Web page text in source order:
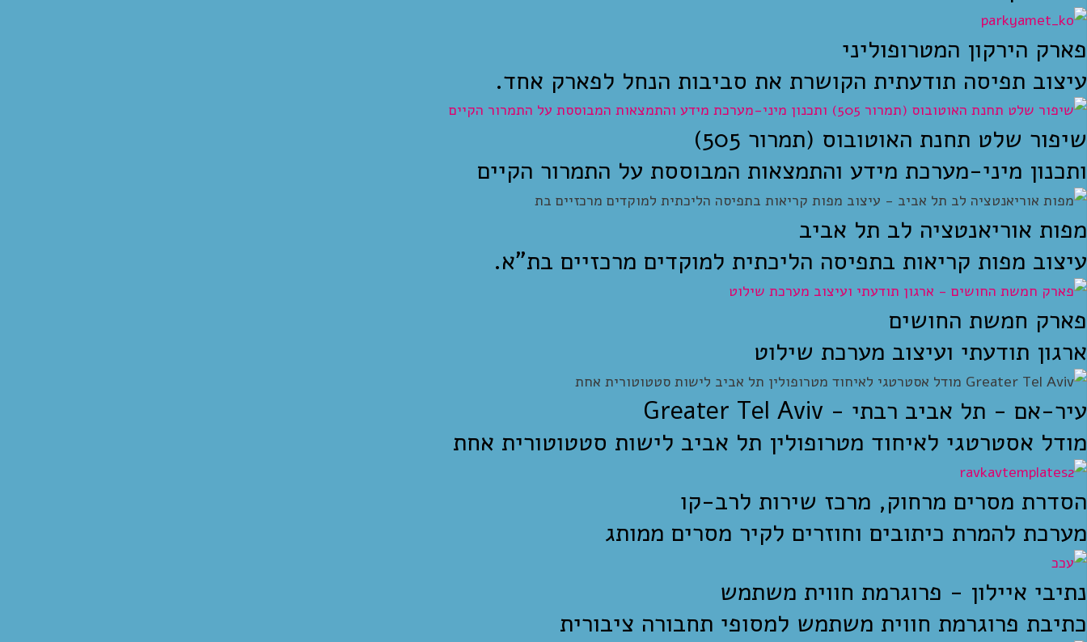
פארק הירקון המטרופוליני
עיצוב תפיסה תודעתית הקושרת את סביבות הנחל לפארק אחד.
שיפור שלט תחנת האוטובוס (תמרור 505)
ותכנון מיני-מערכת מידע והתמצאות המבוססת על התמרור הקיים
מפות אוריאנטציה לב תל אביב
עיצוב מפות קריאות בתפיסה הליכתית למוקדים מרכזיים בת"א.
פארק חמשת החושים
ארגון תודעתי ועיצוב מערכת שילוט
עיר-אם - תל אביב רבתי - Greater Tel Aviv
מודל אסטרטגי לאיחוד מטרופולין תל אביב לישות סטטוטורית אחת
הסדרת מסרים מרחוק, מרכז שירות לרב-קו
מערכת להמרת כיתובים וחוזרים לקיר מסרים ממותג
נתיבי איילון - פרוגרמת חווית משתמש
כתיבת פרוגרמת חווית משתמש למסופי תחבורה ציבורית